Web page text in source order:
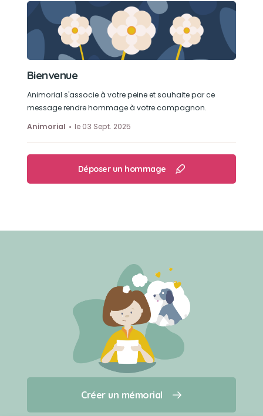
Créer un mémorial
Qui sommes-nous ?
Bienvenue
Animorial s'associe à votre peine et souhaite par ce
message rendre hommage à votre compagnon.
Animorial
le 03 Sept. 2025
Déposer un hommage
Créer un mémorial